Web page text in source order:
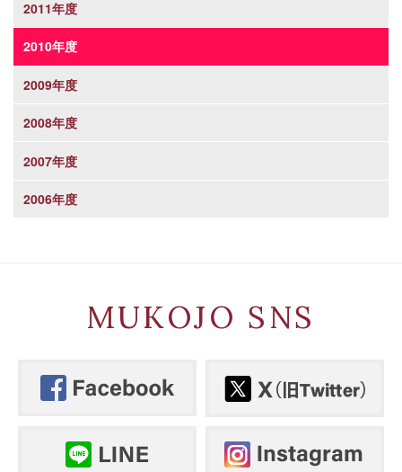
2011年度
2010年度
2009年度
2008年度
2007年度
2006年度
MUKOJO SNS